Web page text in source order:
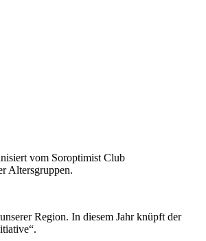
vom Soroptimist Club
Altersgruppen.
Region. In diesem Jahr knüpft der